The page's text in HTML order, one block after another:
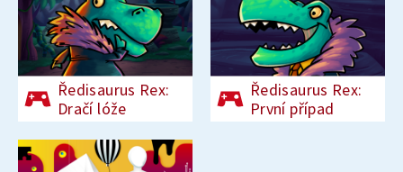
Ředisaurus Rex:
Dračí lóže
Ředisaurus Rex:
První případ